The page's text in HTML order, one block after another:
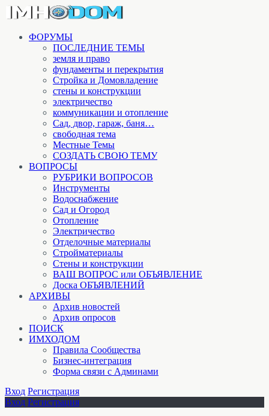
ФОРУМЫ
ПОСЛЕДНИЕ ТЕМЫ
земля и право
фундаменты и перекрытия
Стройка и Домовладение
стены и конструкции
электричество
коммуникации и отопление
Cад, двор, гараж, баня…
свободная тема
Местные Темы
СОЗДАТЬ СВОЮ ТЕМУ
ВОПРОСЫ
РУБРИКИ ВОПРОСОВ
Инструменты
Водоснабжение
Сад и Огород
Отопление
Электричество
Отделочные материалы
Стройматериалы
Стены и конструкции
ВАШ ВОПРОС или ОБЪЯВЛЕНИЕ
Доска ОБЪЯВЛЕНИЙ
АРХИВЫ
Архив новостей
Архив опросов
ПОИСК
ИМХОДОМ
Правила Сообщества
Бизнес-интеграция
Форма связи с Админами
Вход Регистрация
Вход Регистрация